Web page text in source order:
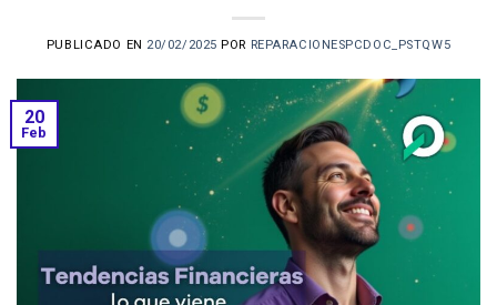
PUBLICADO EN 20/02/2025 POR REPARACIONESPCDOC_PSTQW5
20
Feb